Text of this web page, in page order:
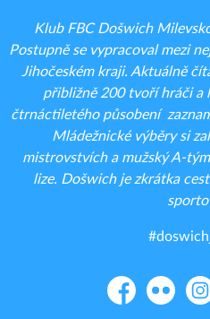
Klub FBC Došwich
Postupně se vypracoval mezi
Jihočeském kraji. Aktuálně
přibližně 200 tvoří hráči a
čtrnáctiletého působení
Mládežnické výběry si
mistrovstvích a mužský A-
lize. Došwich je zkrátka
FacebookFlickr